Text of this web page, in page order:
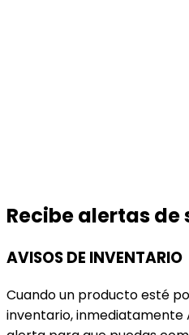
Recibe alertas
AVISOS DE INVENTARIO
Cuando un producto esté
inventario, inmediatamente